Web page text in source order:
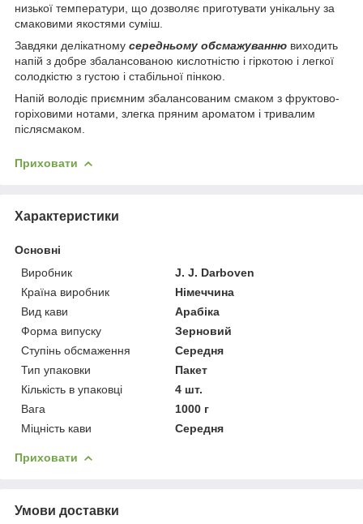
низької температури, що дозволяє приготувати унікальну за
смаковими якостями суміш.
Завдяки делікатному середньому обсмажуванню виходить
напій з добре збалансованою кислотністю і гіркотою і легкої
солодкістю з густою і стабільної пінкою.
Напій володіє приємним збалансованим смаком з фруктово-
горіховими нотами, злегка пряним ароматом і тривалим
післясмаком.
Приховати
Характеристики
Основні
Виробник
J. J. Darboven
Країна виробник
Німеччина
Вид кави
Арабіка
Форма випуску
Зерновий
Ступінь обсмаження
Середня
Тип упаковки
Пакет
Кількість в упаковці
4 шт.
Вага
1000 г
Міцність кави
Середня
Приховати
Умови доставки